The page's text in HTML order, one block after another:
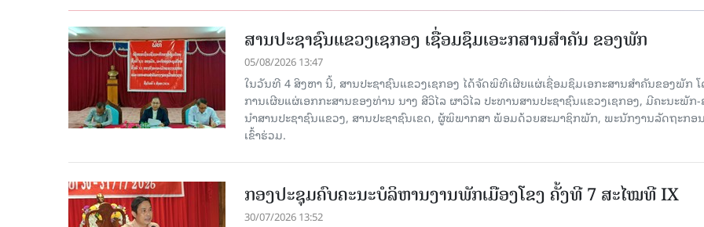
ສານປະຊາຊົນແຂວງເຊກອງ ເຊື່ອມຊຶມເອະກສານສໍາຄັນ ຂອງພັກ
05/08/2026 13:47
ໃນວັນທີ 4 ສິງຫາ ນີ້, ສານປະຊາຊົນແຂວງເຊກອງ ໄດ້ຈັດພິທີເຜີຍແຜ່ເຊື່ອມຊຶມເອກະສານສໍາຄັນຂອງພັກ
ການເຜີຍແຜ່ເອກກະສານຂອງທ່ານ ນາງ ສີວິໄລ ຜາວິໄລ ປະທານສານປະຊາຊົນແຂວງເຊກອງ, ມີຄະນະພັກ-
ນໍາສານປະຊາຊົນແຂວງ, ສານປະຊາຊົນເຂດ, ຜູ້ພິພາກສາ ພ້ອມດ້ວຍສະມາຊິກພັກ, ພະນັກງານລັດຖະກອ
ເຂົ້າຮ່ວມ.
ກອງປະຊຸມຄົບຄະນະບໍລິຫານງານພັກເມືອງໂຂງ ຄັ້ງທີ 7 ສະໄໝທີ IX
30/07/2026 13:52